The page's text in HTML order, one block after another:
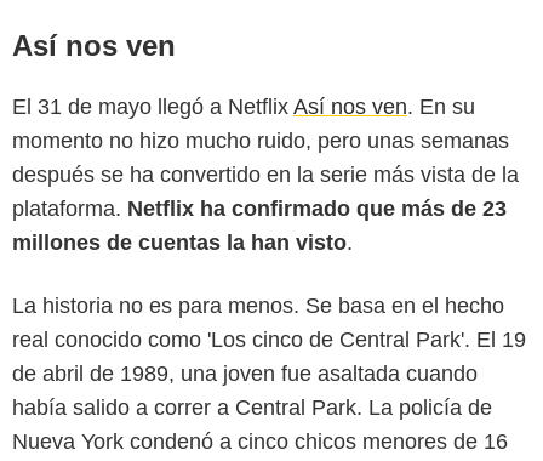
Así nos ven
El 31 de mayo llegó a Netflix Así nos ven. En su
momento no hizo mucho ruido, pero unas semanas
después se ha convertido en la serie más vista de la
plataforma. Netflix ha confirmado que más de 23
millones de cuentas la han visto.
La historia no es para menos. Se basa en el hecho
real conocido como 'Los cinco de Central Park'. El 19
de abril de 1989, una joven fue asaltada cuando
había salido a correr a Central Park. La policía de
Nueva York condenó a cinco chicos menores de 16
Amazon Prime Video